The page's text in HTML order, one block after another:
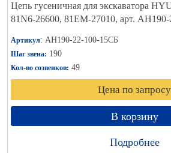
Цепь гусеничная для экскаватора
81N6-26600, 81EM-27010, арт.
Артикул: АН190-22-100-15СБ
Шаг звена: 190
Кол-во созвенков: 49
Цена по запросу
В корзину
Подробнее